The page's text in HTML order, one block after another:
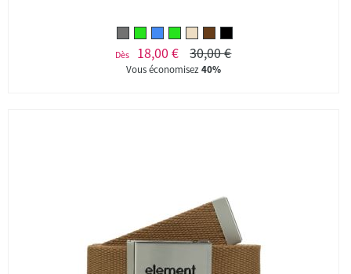
Dès 18,00 € 30,00 €
Vous économisez40%